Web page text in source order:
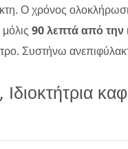
Ο χρόνος
90 λεπτά από την
Συστήνω